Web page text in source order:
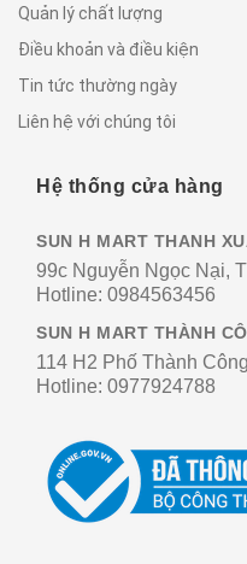
Quản lý chất lượng
Điều khoản và điều kiện
Tin tức thường ngày
Liên hệ với chúng tôi
Hệ thống cửa hàng
SUN H MART THANH
99c Nguyễn Ngọc Nại,
Hotline: 0984563456
SUN H MART THÀNH
114 H2 Phố Thành
Hotline: 0977924788